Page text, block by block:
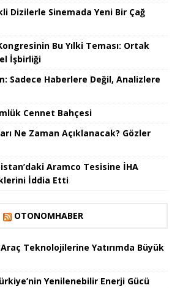
Dizilerle Sinemada Yeni Bir Çağ
Bu Yılki Teması: Ortak
İşbirliği
Sadece Haberlere Değil, Analizlere
Cennet Bahçesi
Ne Zaman Açıklanacak? Gözler
Aramco Tesisine İHA
İddia Etti
OTONOMHABER
Teknolojilerine Yatırımda Büyük
Yenilenebilir Enerji Gücü